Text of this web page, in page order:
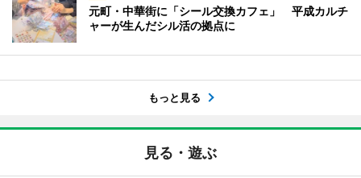
元町・中華街に「シール交換カフェ」 平成カルチ
ャーが生んだシル活の拠点に
もっと見る
見る・遊ぶ